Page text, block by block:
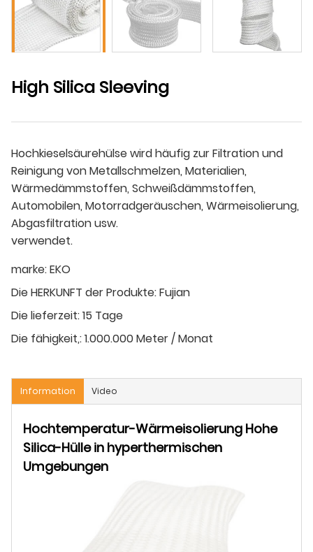
High Silica Sleeving
Hochkieselsäurehülse wird häufig zur Filtration und
Reinigung von Metallschmelzen, Materialien,
Wärmedämmstoffen, Schweißdämmstoffen,
Automobilen, Motorradgeräuschen, Wärmeisolierung,
Abgasfiltration usw.
verwendet.
marke:EKO
Die HERKUNFT der Produkte:Fujian
Die lieferzeit:15 Tage
Die fähigkeit,:1.000.000 Meter / Monat
Information Video
Hochtemperatur-Wärmeisolierung Hohe
Silica-Hülle in hyperthermischen
Umgebungen